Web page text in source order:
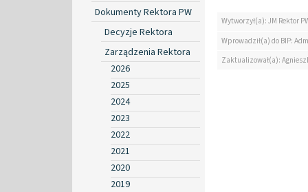
Dokumenty Rektora PW
Decyzje Rektora
Zarządzenia Rektora
2026
2025
2024
2023
2022
2021
2020
2019
Wytworzył(a): JM Rektor
Wprowadził(a) do BIP:
Zaktualizował(a):